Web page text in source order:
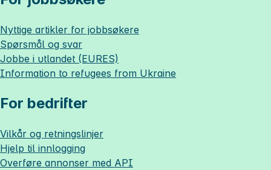
Nyttige artikler for jobbsøkere
Spørsmål og svar
Jobbe i utlandet (EURES)
Information to refugees from Ukraine
For bedrifter
Vilkår og retningslinjer
Hjelp til innlogging
Overføre annonser med API